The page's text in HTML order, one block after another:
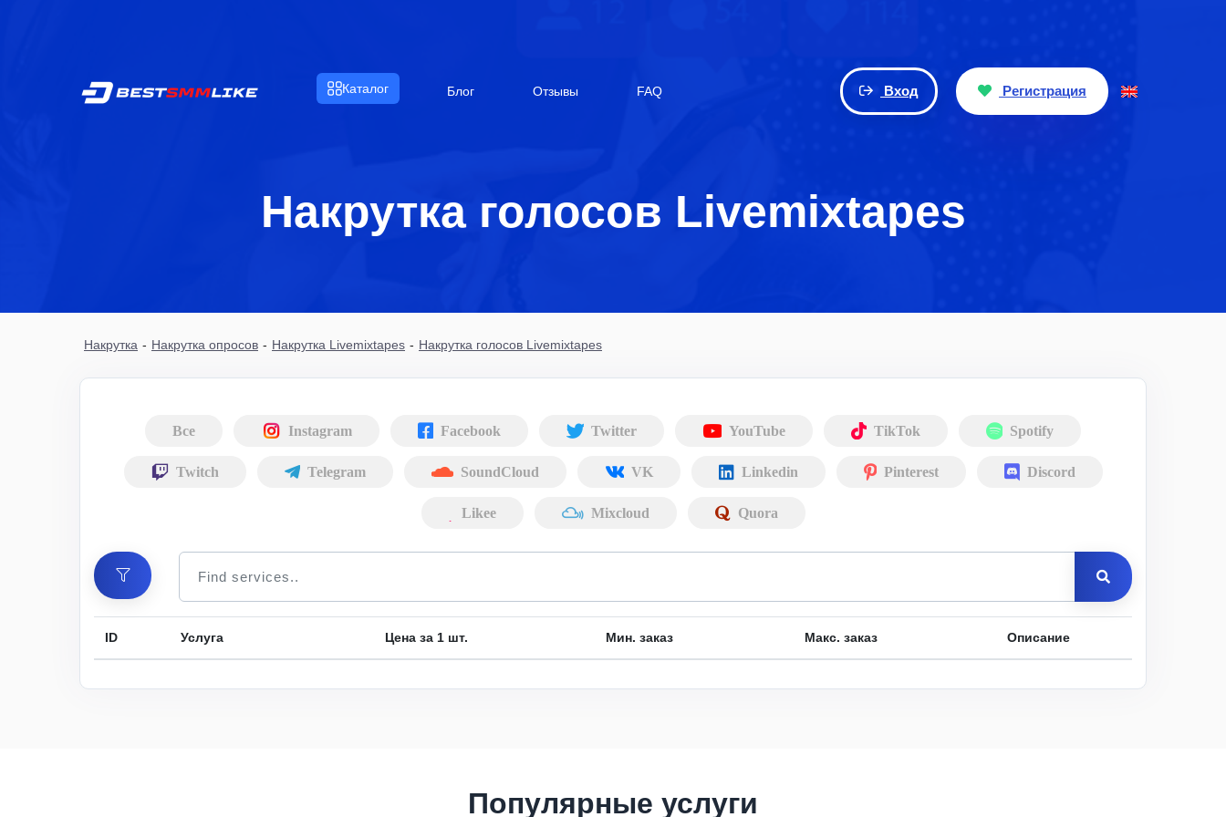
Каталог Блог Отзывы FAQ Вход Регистрация
Накрутка голосов Livemixtapes
Накрутка - Накрутка опросов - Накрутка Livemixtapes - Накрутка голосов Livemixtapes
Все Instagram Facebook Twitter YouTube TikTok Spotify
Twitch Telegram SoundCloud VK Linkedin Pinterest Discord
Likee Mixcloud Quora
ID Услуга Цена за 1 шт. Мин. заказ Макс. заказ Описание
Популярные услуги